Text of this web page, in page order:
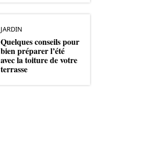
JARDIN
Quelques conseils pour
bien préparer l’été
avec la toiture de votre
terrasse